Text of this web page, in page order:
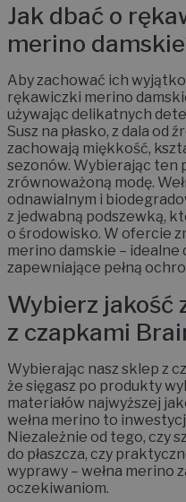
Jak dbać o
merino
Aby zachować ich
rękawiczki merino
używając delikatnych
Susz na płasko, z dala od
zachowają miękkość,
sezonów. Wybierając ten
zrównoważoną modę.
odnawialnym i
z jedwabną podszewką,
o środowisko. W ofercie
merino damskie –
zapewniające pełną
Wybierz jakość
z czapkami
Wybierając nasz sklep z
że sięgasz po produkty
materiałów najwyższej
wełna merino to
Niezależnie od tego, czy
do płaszcza, czy
wyprawy – wełna merino
oczekiwaniom.